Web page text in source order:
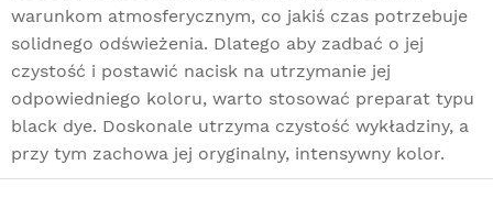
warunkom atmosferycznym, co jakiś czas potrzebuje
solidnego odświeżenia. Dlatego aby zadbać o jej
czystość i postawić nacisk na utrzymanie jej
odpowiedniego koloru, warto stosować preparat typu
black dye. Doskonale utrzyma czystość wykładziny, a
przy tym zachowa jej oryginalny, intensywny kolor.